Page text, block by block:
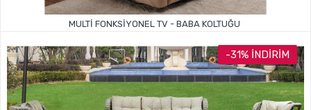
MULTI FONKSIYONEL TV - BABA KOLTUĞU
-31% İNDIRIM